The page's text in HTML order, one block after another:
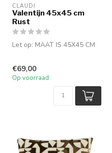
CLAUDI
Valentijn 45x45 cm
Rust
Let op: MAAT IS 45X45 CM
€69,00
Op voorraad